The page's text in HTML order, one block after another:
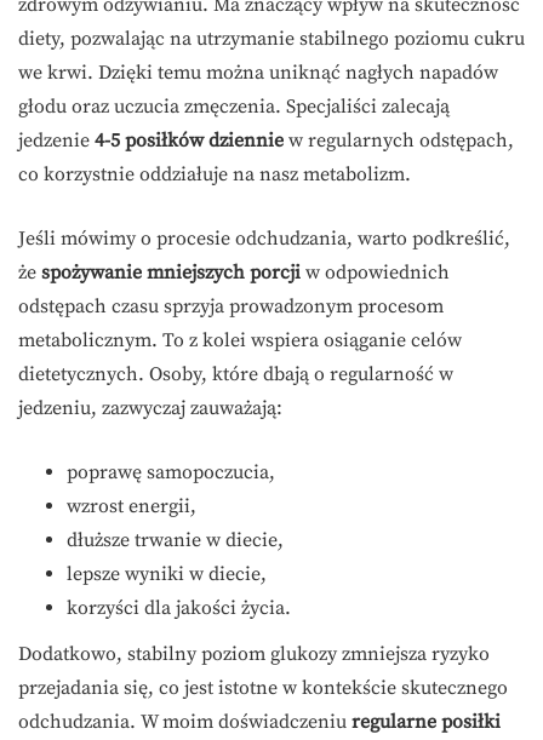
zdrowym odżywianiu. Ma znaczący wpływ na skuteczność
diety, pozwalając na utrzymanie stabilnego poziomu cukru
we krwi. Dzięki temu można uniknąć nagłych napadów
głodu oraz uczucia zmęczenia. Specjaliści zalecają
jedzenie 4-5 posiłków dziennie w regularnych odstępach,
co korzystnie oddziałuje na nasz metabolizm.
Jeśli mówimy o procesie odchudzania, warto podkreślić,
że spożywanie mniejszych porcji w odpowiednich
odstępach czasu sprzyja prowadzonym procesom
metabolicznym. To z kolei wspiera osiąganie celów
dietetycznych. Osoby, które dbają o regularność w
jedzeniu, zazwyczaj zauważają:
poprawę samopoczucia,
wzrost energii,
dłuższe trwanie w diecie,
lepsze wyniki w diecie,
korzyści dla jakości życia.
Dodatkowo, stabilny poziom glukozy zmniejsza ryzyko
przejadania się, co jest istotne w kontekście skutecznego
odchudzania. W moim doświadczeniu regularne posiłki